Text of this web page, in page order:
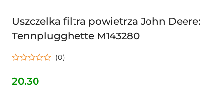
Uszczelka filtra powietrza John Deere:
Tennplugghette M143280
(0)
Cena:
20.30